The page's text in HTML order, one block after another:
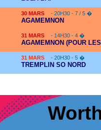
30 MARS - 20H30 - 7 / 5 �
AGAMEMNON
31 MARS - 14H30 - 4 �
AGAMEMNON (POUR
31 MARS - 20H30 - 5 �
TREMPLIN SO NORD